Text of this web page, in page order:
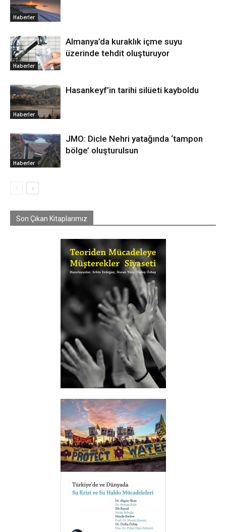
Haberler
Haberler
Almanya’da kuraklık içme suyu
üzerinde tehdit oluşturuyor
Haberler
Hasankeyf’in tarihi silüeti kayboldu
Haberler
JMO: Dicle Nehri yatağında ‘tampon
bölge’ oluşturulsun
Son Çıkan Kitaplarımız